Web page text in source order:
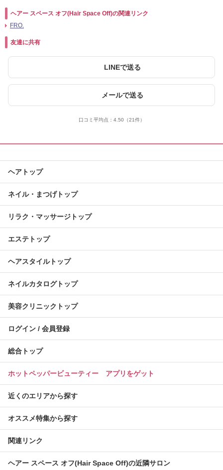
ヘアー スペース オフ(Hair Space Off)の関連リンク
FRO.
友達に共有
LINEで送る
メールで送る
口コミ平均点： 4.50 （21件）
ヘアトップ
ネイル・まつげトップ
リラク・マッサージトップ
エステトップ
ヘアスタイルトップ
ネイルカタログトップ
美容クリニックトップ
ログイン / 会員登録
総合トップ
ホットペッパービューティー アプリをゲット
近くのエリアから探す
オススメ特集から探す
関連リンク
ヘアー スペース オフ(Hair Space Off)の近隣サロン